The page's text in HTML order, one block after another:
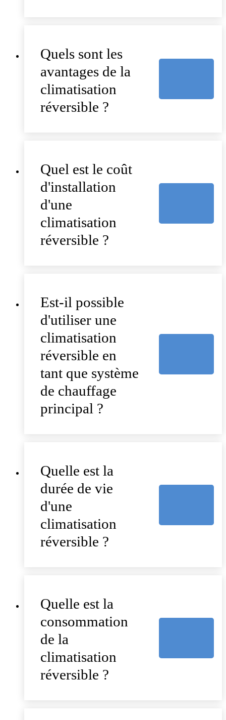
Quels sont les
avantages de la
climatisation
réversible ?
Quel est le coût
d'installation
d'une
climatisation
réversible ?
Est-il possible
d'utiliser une
climatisation
réversible en
tant que système
de chauffage
principal ?
Quelle est la
durée de vie
d'une
climatisation
réversible ?
Quelle est la
consommation
de la
climatisation
réversible ?